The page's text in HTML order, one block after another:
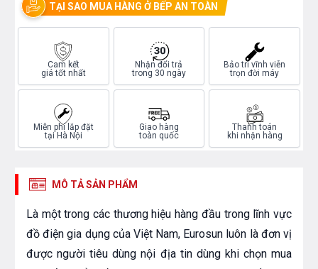
TẠI SAO MUA HÀNG Ở BẾP AN TOÀN
Cam kết
giá tốt nhất
Nhận đổi trả
trong 30 ngày
Bảo trì vĩnh viễn
trọn đời máy
Miễn phí lắp đặt
tại Hà Nội
Giao hàng
toàn quốc
Thanh toán
khi nhận hàng
MÔ TẢ SẢN PHẨM
Là một trong các thương hiệu hàng đầu trong lĩnh vực
đồ điện gia dụng của Việt Nam, Eurosun luôn là đơn vị
được người tiêu dùng nội địa tin dùng khi chọn mua